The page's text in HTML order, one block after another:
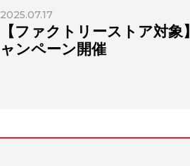
2025.07.17
【ファクトリーストア対
ャンペーン開催